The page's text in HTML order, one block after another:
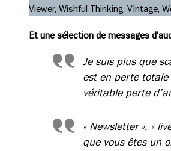
Viewer, Wishful Thinking, VIntage,
Et une sélection de messages
Je suis plus que
est en perte totale
véritable perte
« Newsletter », «
que vous êtes un